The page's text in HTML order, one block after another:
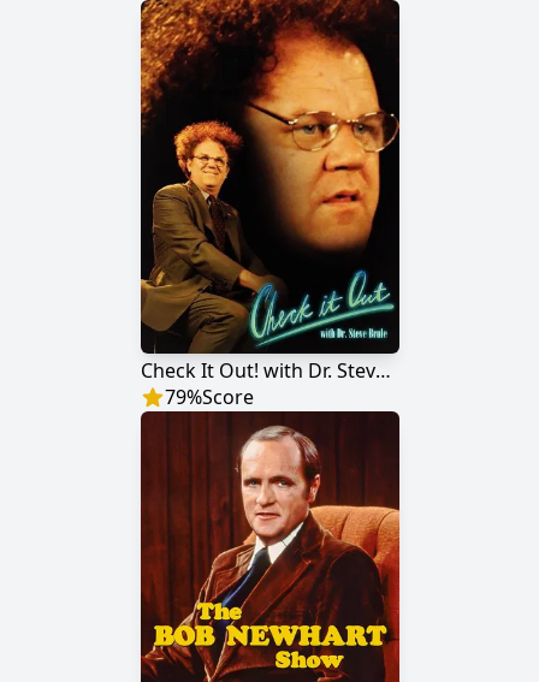
Check It Out! with Dr. Steve Brule
79%Score